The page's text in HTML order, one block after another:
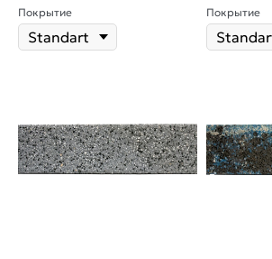
Покрытие Покрытие